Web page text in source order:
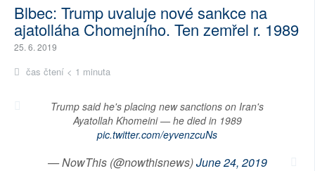
Blbec: Trump uvaluje nové sankce na
ajatolláha Chomejního. Ten zemřel r. 1989
25. 6. 2019
čas čtení < 1 minuta
Trump said he's placing new sanctions on Iran's
Ayatollah Khomeini — he died in 1989
pic.twitter.com/eyvenzcuNs
— NowThis (@nowthisnews)June 24, 2019